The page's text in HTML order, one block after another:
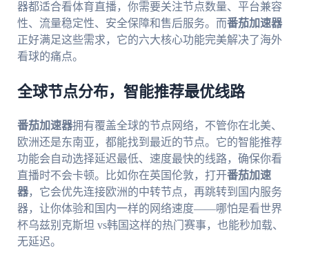
器都适合看体育直播，你需要关注节点数量、平台兼容
性、流量稳定性、安全保障和售后服务。而番茄加速器
正好满足这些需求，它的六大核心功能完美解决了海外
看球的痛点。
全球节点分布，智能推荐最优线路
番茄加速器拥有覆盖全球的节点网络，不管你在北美、
欧洲还是东南亚，都能找到最近的节点。它的智能推荐
功能会自动选择延迟最低、速度最快的线路，确保你看
直播时不会卡顿。比如你在英国伦敦，打开番茄加速
器，它会优先连接欧洲的中转节点，再跳转到国内服务
器，让你体验和国内一样的网络速度——哪怕是看世界
杯乌兹别克斯坦 vs韩国这样的热门赛事，也能秒加载、
无延迟。